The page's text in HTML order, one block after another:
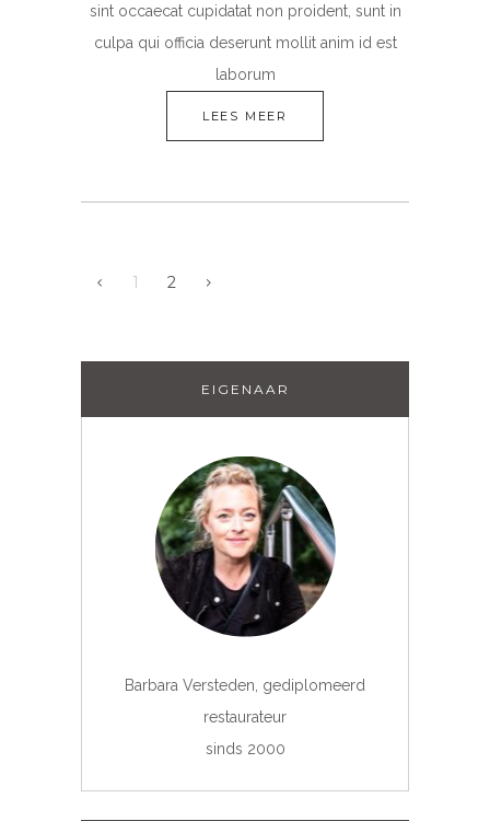
sint occaecat cupidatat non proident, sunt in
culpa qui officia deserunt mollit anim id est
laborum
LEES MEER
1 2
EIGENAAR
Barbara Versteden, gediplomeerd
restaurateur
sinds 2000